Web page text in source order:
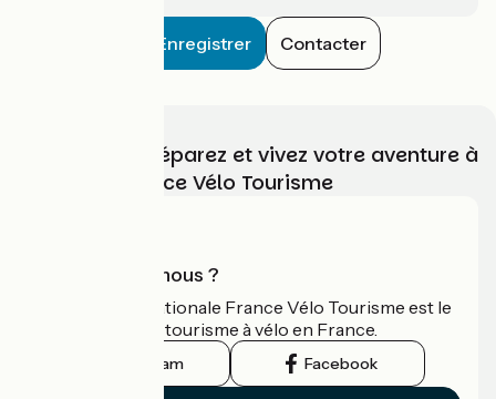
Enregistrer Contacter
Choisissez, préparez et vivez votre aventure à
vélo avec France Vélo Tourisme
Qui sommes-nous ?
L'association nationale France Vélo Tourisme est le
guide officiel du tourisme à vélo en France.
Instagram Facebook